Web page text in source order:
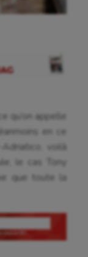
qu’on appelle
en ce
voilà
le cas Tony
que toute la